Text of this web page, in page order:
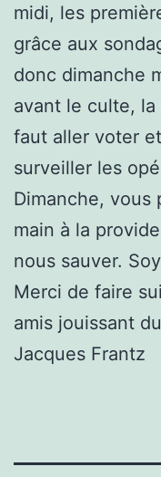
midi, les
grâce aux
donc dimanche
avant le culte, la
faut aller voter
surveiller les
Dimanche, vous
main à la
nous sauver.
Merci de faire
amis jouissant
Jacques Frantz